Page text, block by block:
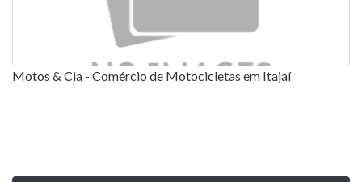
Motos & Cia - Comércio de Motocicletas em Itajaí